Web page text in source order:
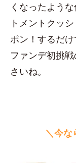
くなったよう
トメントクッ
ポン！するだ
ファンデ初挑
さいね。
＼今な